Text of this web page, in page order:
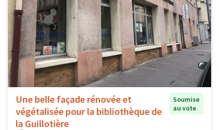
Une belle façade rénovée et
végétalisée pour la bibliothèque de
la Guillotière
Soumise
au vote